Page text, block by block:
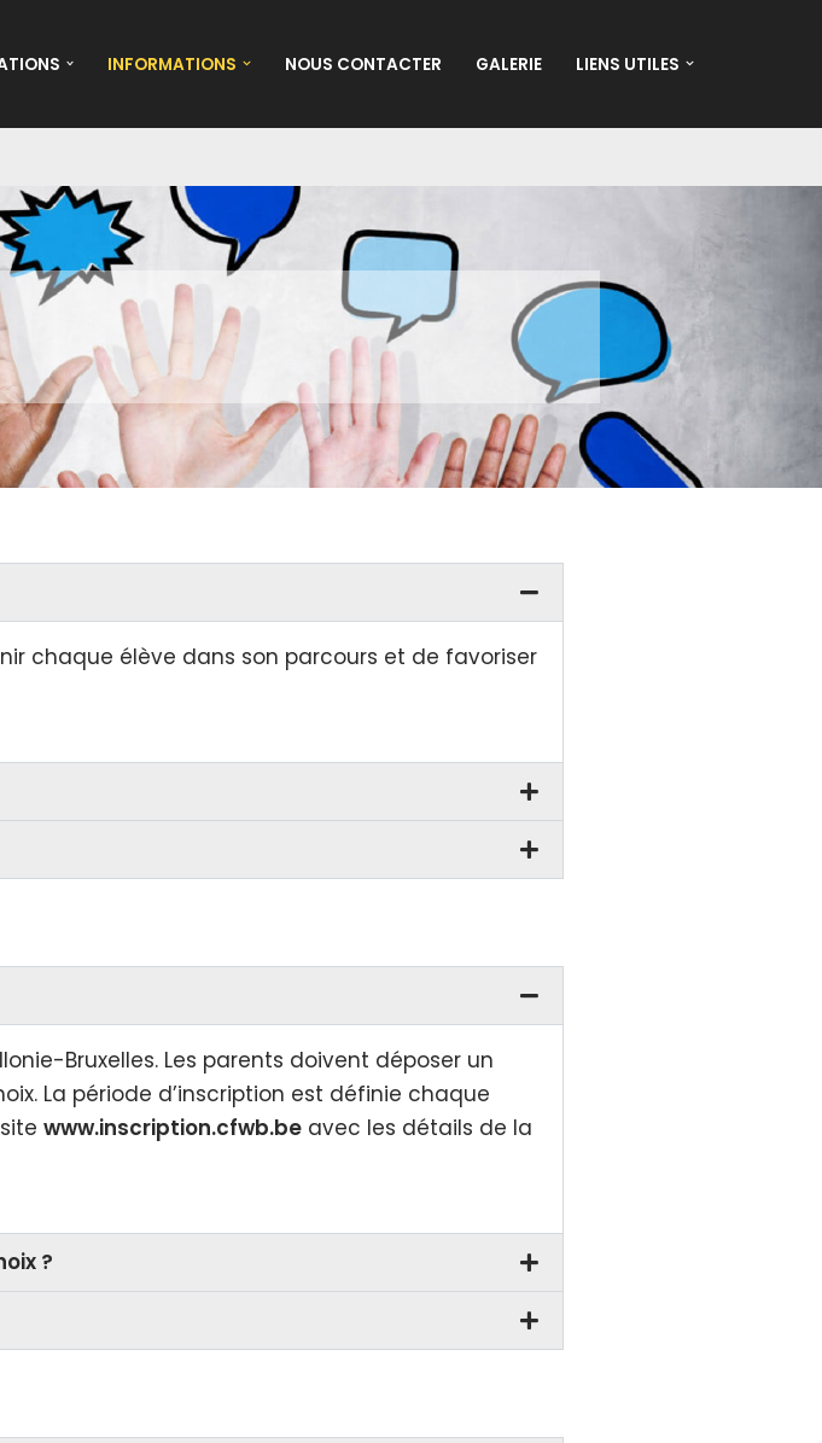
INFORMATIONS NOUS CONTACTER GALERIE LIENS UTILES
chaque élève dans son parcours et de favoriser
Bruxelles. Les parents doivent déposer un
La période d’inscription est définie chaque
www.inscription.cfwb.be avec les détails de la
?